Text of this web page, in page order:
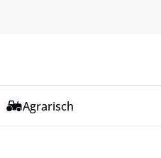
Agrarisch